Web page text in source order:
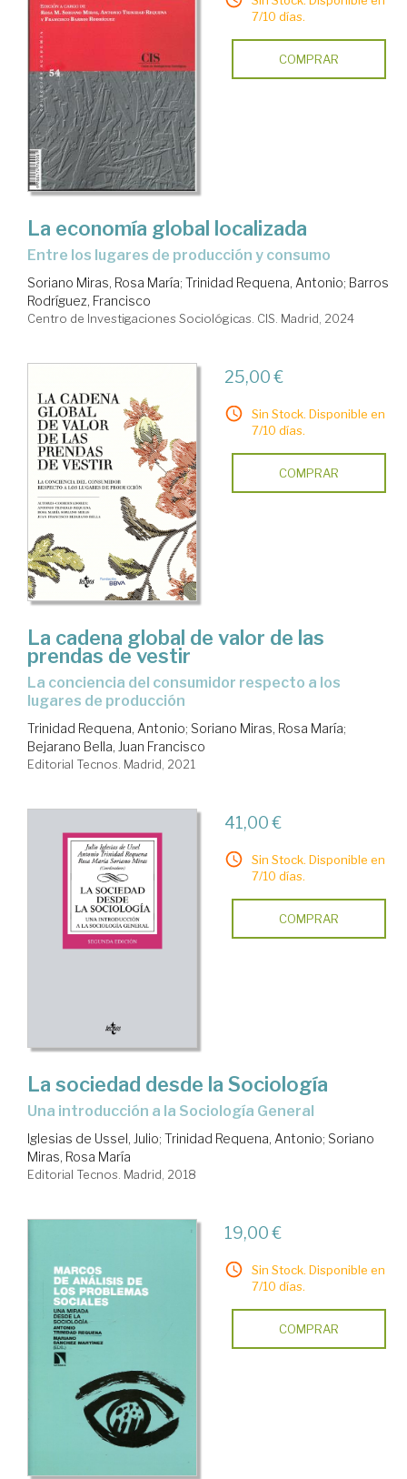
7/10 días.
COMPRAR
La economía global localizada
entre los lugares de producción y consumo
Soriano Miras, Rosa María; Trinidad Requena, Antonio; Barros
Rodríguez, Francisco
Centro de Investigaciones Sociológicas. CIS. Madrid, 2024
25,00 €
Sin Stock. Disponible en
7/10 días.
COMPRAR
La cadena global de valor de las
prendas de vestir
la conciencia del consumidor respecto a los
lugares de producción
Trinidad Requena, Antonio; Soriano Miras, Rosa María;
Bejarano Bella, Juan Francisco
Editorial Tecnos. Madrid, 2021
41,00 €
Sin Stock. Disponible en
7/10 días.
COMPRAR
La sociedad desde la Sociología
una introducción a la Sociología General
Iglesias de Ussel, Julio; Trinidad Requena, Antonio; Soriano
Miras, Rosa María
Editorial Tecnos. Madrid, 2018
19,00 €
Sin Stock. Disponible en
7/10 días.
COMPRAR